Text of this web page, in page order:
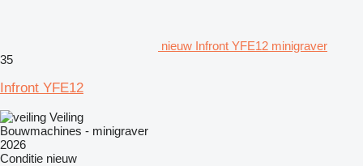
nieuw Infront YFE12 minigraver
35
Infront YFE12
Veiling
Bouwmachines - minigraver
2026
Conditie nieuw